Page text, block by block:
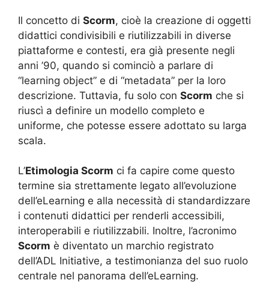
Il concetto di Scorm, cioè la creazione di oggetti
didattici condivisibili e riutilizzabili in diverse
piattaforme e contesti, era già presente negli
anni ’90, quando si cominciò a parlare di
“learning object” e di “metadata” per la loro
descrizione. Tuttavia, fu solo con Scorm che si
riuscì a definire un modello completo e
uniforme, che potesse essere adottato su larga
scala.
L’Etimologia Scorm ci fa capire come questo
termine sia strettamente legato all’evoluzione
dell’eLearning e alla necessità di standardizzare
i contenuti didattici per renderli accessibili,
interoperabili e riutilizzabili. Inoltre, l’acronimo
Scorm è diventato un marchio registrato
dell’ADL Initiative, a testimonianza del suo ruolo
centrale nel panorama dell’eLearning.